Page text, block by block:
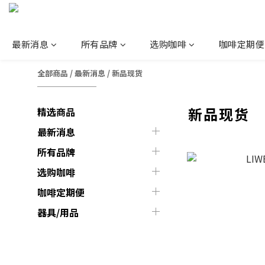
最新消息 所有品牌 选购咖啡 咖啡定期便
全部商品 /最新消息 /新品现货
精选商品
最新消息
所有品牌
选购咖啡
咖啡定期便
器具/用品
新品现货